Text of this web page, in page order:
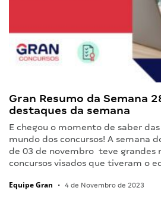
Gran Resumo da Semana
destaques da semana
E chegou o momento de saber
mundo dos concursos! A semana
de 03 de novembro teve grandes
concursos visados que tiveram o
Equipe Gran • 4 de Novembro de 2023